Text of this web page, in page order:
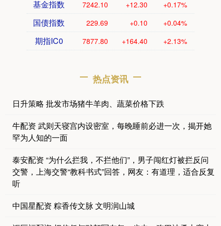
基金指数 7242.10 +12.30 +0.17%
国债指数 229.69 +0.10 +0.04%
期指IC0 7877.80 +164.40 +2.13%
热点资讯
日升策略 批发市场猪牛羊肉、蔬菜价格下跌
牛配资 武则天寝宫内设密室，每晚睡前必进一次，揭开她
罕为人知的一面
泰安配资 “为什么拦我，不拦他们”，男子闯红灯被拦反问
交警，上海交警“教科书式”回答，网友：有道理，适合反复
听
中国星配资 粽香传文脉 文明润山城